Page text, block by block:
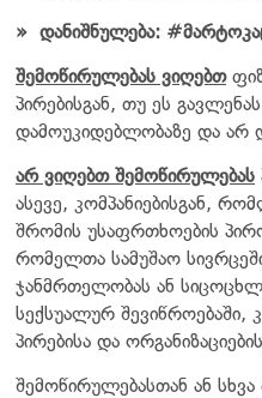
» დანიშნულება:
შემოწირულებას ვიღებთ
პირებისგან, თუ ეს
დამოუკიდებლობაზე და არ
არ ვიღებთ შემოწირულებას
ასევე, კომპანიებისგან,
შრომის უსაფრთხოების
რომელთა სამუშაო
ჯანმრთელობას ან
სექსუალურ შევიწროებაში,
პირებისა და
შემოწირულებასთან ან